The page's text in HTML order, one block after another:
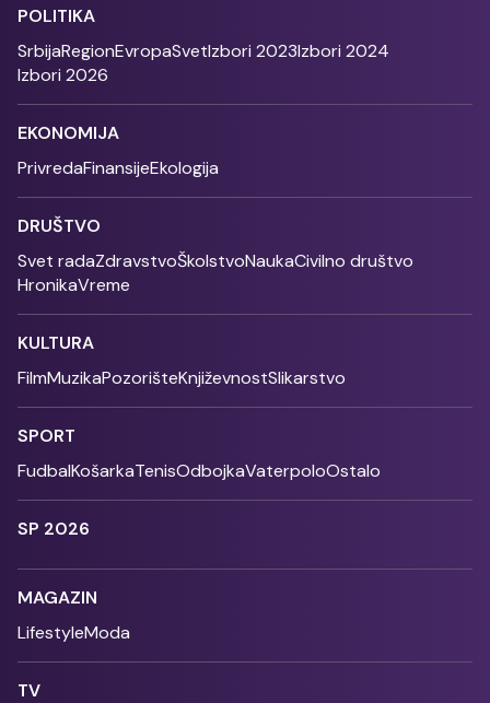
POLITIKA
SrbijaRegionEvropaSvetIzbori 2023Izbori 2024
Izbori 2026
EKONOMIJA
PrivredaFinansijeEkologija
DRUŠTVO
Svet radaZdravstvoŠkolstvoNaukaCivilno društvo
HronikaVreme
KULTURA
FilmMuzikaPozorišteKnjiževnostSlikarstvo
SPORT
FudbalKošarkaTenisOdbojkaVaterpoloOstalo
SP 2026
MAGAZIN
LifestyleModa
TV